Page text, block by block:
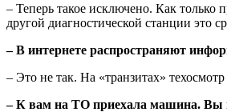
– Теперь такое исключено. Как только
другой диагностической станции это
– В интернете распространяют
– Это не так. На «транзитах»
– К вам на ТО приехала машина. Вы